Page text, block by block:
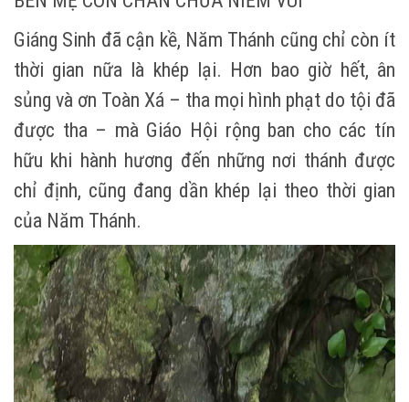
Giáng Sinh đã cận kề, Năm Thánh cũng chỉ còn ít
thời gian nữa là khép lại. Hơn bao giờ hết, ân
sủng và ơn Toàn Xá – tha mọi hình phạt do tội đã
được tha – mà Giáo Hội rộng ban cho các tín
hữu khi hành hương đến những nơi thánh được
chỉ định, cũng đang dần khép lại theo thời gian
của Năm Thánh.